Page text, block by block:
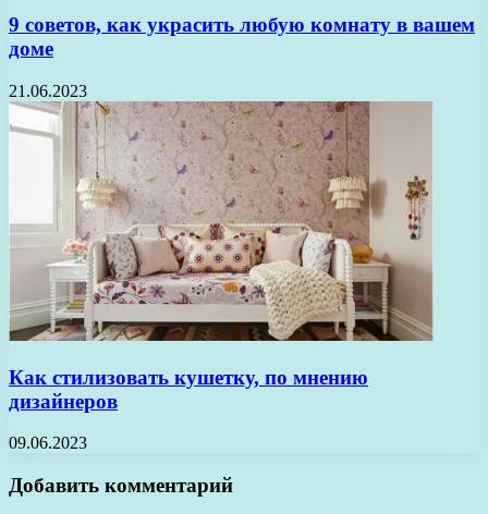
9 советов, как украсить любую комнату в вашем
доме
21.06.2023
Как стилизовать кушетку, по мнению
дизайнеров
09.06.2023
Добавить комментарий